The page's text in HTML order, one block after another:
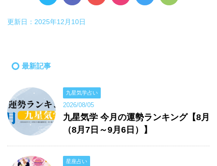
更新日： 2025年12月10日
最新記事
九星気学占い
2026/08/05
九星気学 今月の運勢ランキング【8月
（8月7日～9月6日）】
星座占い